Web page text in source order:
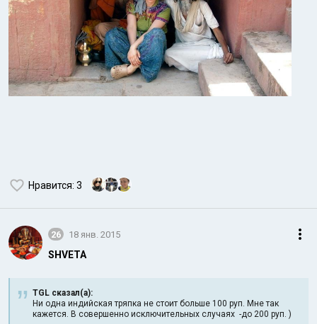
Нравится: 3
26 18 янв. 2015
SHVETA
TGL сказал(а):
Ни одна индийская тряпка не стоит больше 100 руп. Мне так
кажется. В совершенно исключительных случаях -до 200 руп. )